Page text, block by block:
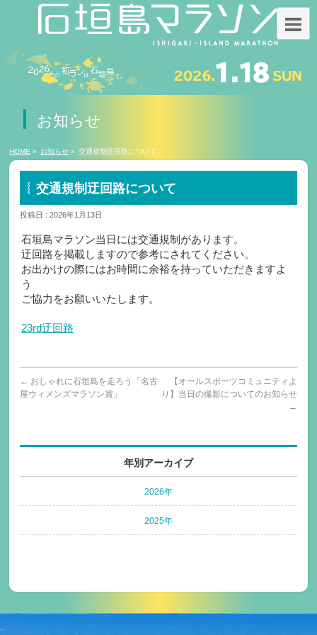
お知らせ
HOME » お知らせ » 交通規制迂回路について
交通規制迂回路について
投稿日 : 2026年1月13日
石垣島マラソン当日には交通規制があります。
迂回路を掲載しますので参考にされてください。
お出かけの際にはお時間に余裕を持っていただきますよ
う
ご協力をお願いいたします。
23rd迂回路
← おしゃれに石垣島を走ろう「名古
屋ウィメンズマラソン賞」
【オールスポーツコミュニティよ
り】当日の撮影についてのお知らせ
→
年別アーカイブ
2026年
2025年